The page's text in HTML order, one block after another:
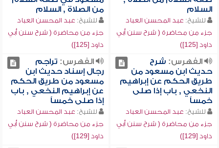
السلام
للشيخ: عبد المحسن العباد
جزء من محاضرة ( شرح سنن أبي
داود [125])
من الصلاة , السلام
للشيخ: عبد المحسن العباد
جزء من محاضرة ( شرح سنن أبي
داود [125])
الفهرس: شرح
حديث ابن مسعود من
طريق الحكم عن إبراهيم
النخعي , باب إذا صلى
خمساً
للشيخ: عبد المحسن العباد
جزء من محاضرة ( شرح سنن أبي
داود [129])
الفهرس: تراجم
رجال إسناد حديث ابن
مسعود من طريق الحكم
عن إبراهيم النخعي , باب
إذا صلى خمساً
للشيخ: عبد المحسن العباد
جزء من محاضرة ( شرح سنن أبي
داود [129])